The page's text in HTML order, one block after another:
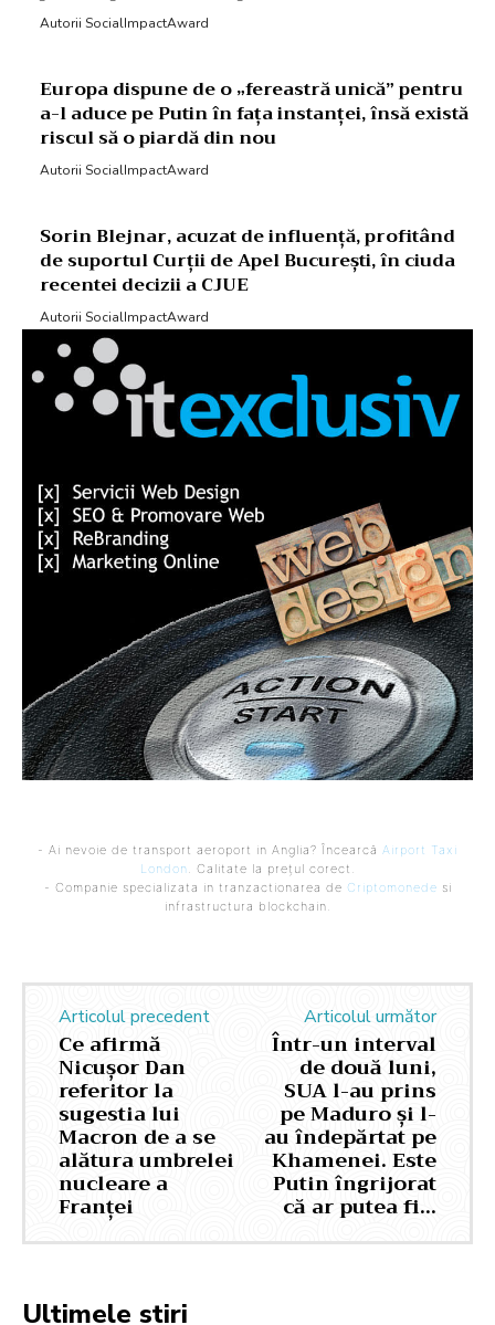
Autorii SocialImpactAward
Europa dispune de o „fereastră unică” pentru
a-l aduce pe Putin în fața instanței, însă există
riscul să o piardă din nou
Autorii SocialImpactAward
Sorin Blejnar, acuzat de influență, profitând
de suportul Curții de Apel București, în ciuda
recentei decizii a CJUE
Autorii SocialImpactAward
- Ai nevoie de transport aeroport in Anglia? Încearcă Airport Taxi
London. Calitate la prețul corect.
- Companie specializata in tranzactionarea de Criptomonede si
infrastructura blockchain.
Articolul precedent
Ce afirmă
Nicușor Dan
referitor la
sugestia lui
Macron de a se
alătura umbrelei
nucleare a
Franței
Articolul următor
Într-un interval
de două luni,
SUA l-au prins
pe Maduro și l-
au îndepărtat pe
Khamenei. Este
Putin îngrijorat
că ar putea fi…
Ultimele stiri